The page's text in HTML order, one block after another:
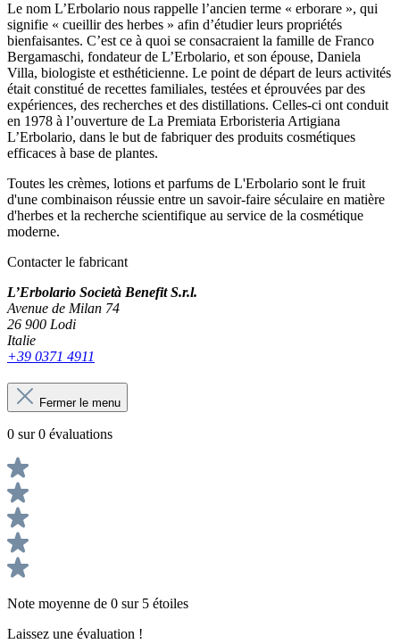
Le nom L’Erbolario nous rappelle l’ancien terme « erborare », qui
signifie « cueillir des herbes » afin d’étudier leurs propriétés
bienfaisantes. C’est ce à quoi se consacraient la famille de Franco
Bergamaschi, fondateur de L’Erbolario, et son épouse, Daniela
Villa, biologiste et esthéticienne. Le point de départ de leurs activités
était constitué de recettes familiales, testées et éprouvées par des
expériences, des recherches et des distillations. Celles-ci ont conduit
en 1978 à l’ouverture de La Premiata Erboristeria Artigiana
L’Erbolario, dans le but de fabriquer des produits cosmétiques
efficaces à base de plantes.
Toutes les crèmes, lotions et parfums de L'Erbolario sont le fruit
d'une combinaison réussie entre un savoir-faire séculaire en matière
d'herbes et la recherche scientifique au service de la cosmétique
moderne.
Contacter le fabricant
L’Erbolario Società Benefit S.r.l.
Avenue de Milan 74
26 900 Lodi
Italie
+39 0371 4911
Fermer le menu
0 sur 0 évaluations
Note moyenne de 0 sur 5 étoiles
Laissez une évaluation !